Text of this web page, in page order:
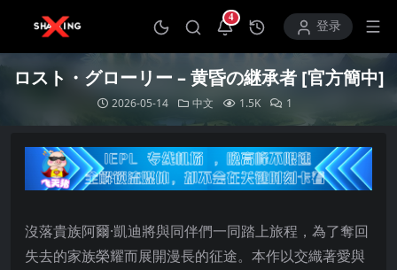
4
打开通知中心登录
ロスト・グローリー – 黄昏の継承者 [官方簡中]
2026-05-14 中文 1.5K 1
沒落貴族阿爾·凱迪將與同伴們一同踏上旅程，為了奪回
失去的家族榮耀而展開漫長的征途。本作以交織著愛與